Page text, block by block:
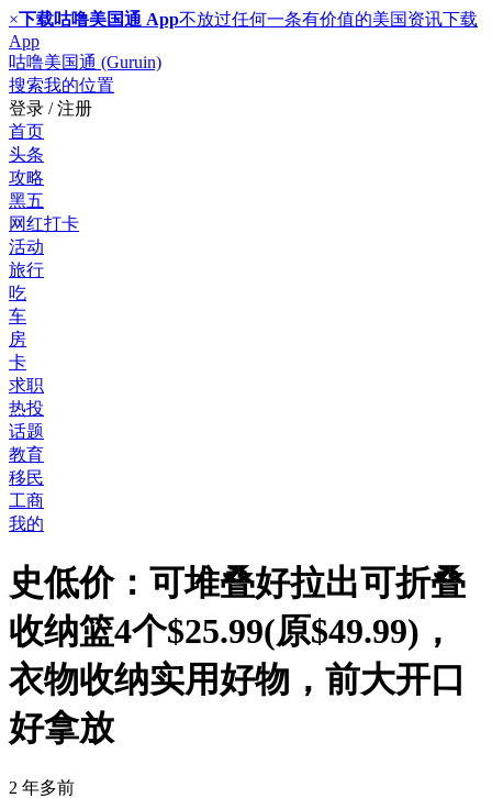
×下载咕噜美国通 App不放过任何一条有价值的美国资讯下载
App
咕噜美国通 (Guruin)
搜索我的位置
登录 / 注册
首页
头条
攻略
黑五
网红打卡
活动
旅行
吃
车
房
卡
求职
热投
话题
教育
移民
工商
我的
史低价：可堆叠好拉出可折叠
收纳篮4个$25.99(原$49.99)，
衣物收纳实用好物，前大开口
好拿放
2 年多前